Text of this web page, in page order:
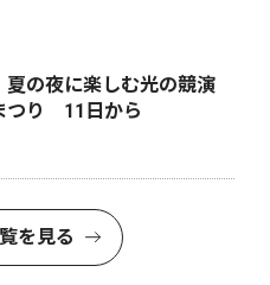
の夜に楽しむ光の競演
つり 11日から
を見る